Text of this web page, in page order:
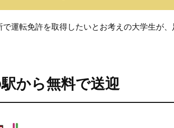
運転免許を取得したいとお考えの大学生が
から無料で送迎